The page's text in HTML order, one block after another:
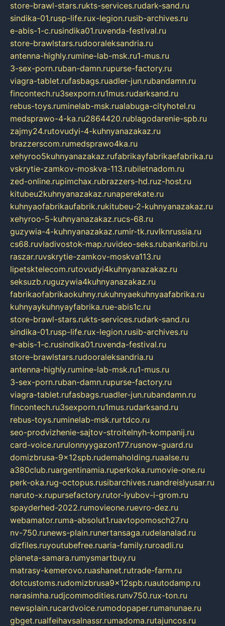
store-brawl-stars.rukts-services.rudark-sand.ru
sindika-01.rusp-life.rux-legion.rusib-archives.ru
e-abis-1-c.rusindika01.ruvenda-festival.ru
store-brawlstars.rudooraleksandria.ru
antenna-highly.rumine-lab-msk.ru1-mus.ru
3-sex-porn.ruban-damn.rupurse-factory.ru
viagra-tablet.rufasbags.ruadler-jun.rubandamn.ru
fincontech.ru3sexporn.ru1mus.rudarksand.ru
rebus-toys.ruminelab-msk.rualabuga-cityhotel.ru
medsprawo-4-ka.ru2864420.rublagodarenie-spb.ru
zajmy24.rutovudyi-4-kuhnyanazakaz.ru
brazzerscom.rumedsprawo4ka.ru
xehyroo5kuhnyanazakaz.rufabrikayfabrikaefabrika.ru
vskrytie-zamkov-moskva-113.rubiletnadom.ru
zed-online.rupimchax.rubrazzers-hd.ruz-host.ru
kitubeu2kuhnyanazakaz.runaperekate.ru
kuhnyaofabrikaufabrik.rukitubeu-2-kuhnyanazakaz.ru
xehyroo-5-kuhnyanazakaz.rucs-68.ru
guzywia-4-kuhnyanazakaz.rumir-tk.ruvlknrussia.ru
cs68.ruvladivostok-map.ruvideo-seks.rubankaribi.ru
raszar.ruvskrytie-zamkov-moskva113.ru
lipetsktelecom.rutovudyi4kuhnyanazakaz.ru
seksuzb.ruguzywia4kuhnyanazakaz.ru
fabrikaofabrikaokuhny.rukuhnyaekuhnyaafabrika.ru
kuhnyaykuhnyayfabrika.rue-abis1c.ru
store-brawl-stars.rukts-services.rudark-sand.ru
sindika-01.rusp-life.rux-legion.rusib-archives.ru
e-abis-1-c.rusindika01.ruvenda-festival.ru
store-brawlstars.rudooraleksandria.ru
antenna-highly.rumine-lab-msk.ru1-mus.ru
3-sex-porn.ruban-damn.rupurse-factory.ru
viagra-tablet.rufasbags.ruadler-jun.rubandamn.ru
fincontech.ru3sexporn.ru1mus.rudarksand.ru
rebus-toys.ruminelab-msk.rurtdco.ru
seo-prodvizhenie-sajtov-stroitelnyh-kompanij.ru
card-voice.rurulonnyygazon177.rusnow-guard.ru
domizbrusa-9x12spb.rudemaholding.ruaalse.ru
a380club.ruargentinamia.ruperkoka.rumovie-one.ru
perk-oka.rug-octopus.rusibarchives.ruandreislyusar.ru
naruto-x.rupursefactory.rutor-lyubov-i-grom.ru
spayderhed-2022.rumovieone.ruevro-dez.ru
webamator.ruma-absolut1.ruavtopomosch27.ru
nv-750.runews-plain.runertansaga.rudelanalad.ru
dizfiles.ruyoutubefree.ruaria-family.ruroadli.ru
planeta-samara.rumysmartbuy.ru
matrasy-kemerovo.ruashanet.rutrade-farm.ru
dotcustoms.rudomizbrusa9x12spb.ruautodamp.ru
narasimha.rudjcommodities.runv750.rux-ton.ru
newsplain.rucardvoice.rumodopaper.rumanunae.ru
gbget.rualfeihavsalnassr.rumadoma.rutajuncos.ru